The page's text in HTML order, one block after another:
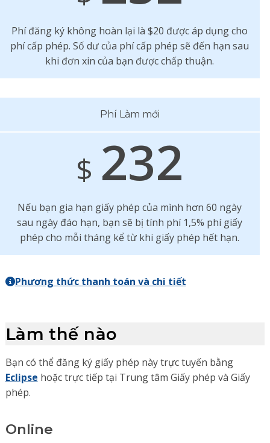
Phí đăng ký không hoàn lại là $20 được áp dụng cho
phí cấp phép. Số dư của phí cấp phép sẽ đến hạn sau
khi đơn xin của bạn được chấp thuận.
Phí Làm mới
$ 232
Nếu bạn gia hạn giấy phép của mình hơn 60 ngày
sau ngày đáo hạn, bạn sẽ bị tính phí 1,5% phí giấy
phép cho mỗi tháng kể từ khi giấy phép hết hạn.
Phương thức thanh toán và chi tiết
Làm thế nào
Bạn có thể đăng ký giấy phép này trực tuyến bằng
Eclipse hoặc trực tiếp tại Trung tâm Giấy phép và Giấy
phép.
Online